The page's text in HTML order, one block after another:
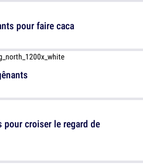
pour faire caca
pour croiser le regard de